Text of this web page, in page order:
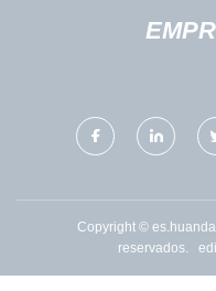
Copyright ©
reservados.